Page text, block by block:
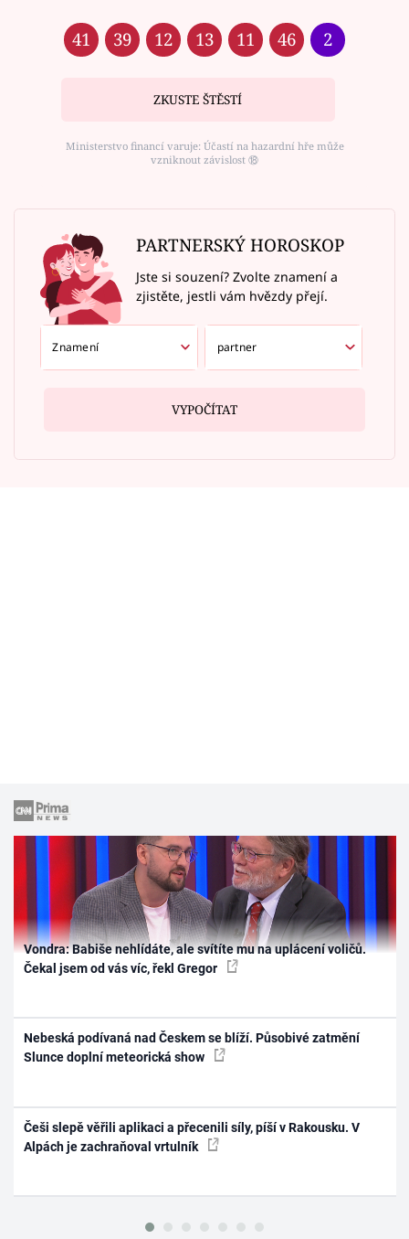
41 39 12 13 11 46 2
ZKUSTE ŠTĚSTÍ
Ministerstvo financí varuje: Účastí na hazardní hře může
vzniknout závislost ⑱
PARTNERSKÝ HOROSKOP
Jste si souzení? Zvolte znamení a
zjistěte, jestli vám hvězdy přejí.
VYPOČÍTAT
Vondra: Babiše nehlídáte, ale svítíte mu na uplácení voličů.
Čekal jsem od vás víc, řekl Gregor
Nebeská podívaná nad Českem se blíží. Působivé zatmění
Slunce doplní meteorická show
Češi slepě věřili aplikaci a přecenili síly, píší v Rakousku. V
Alpách je zachraňoval vrtulník